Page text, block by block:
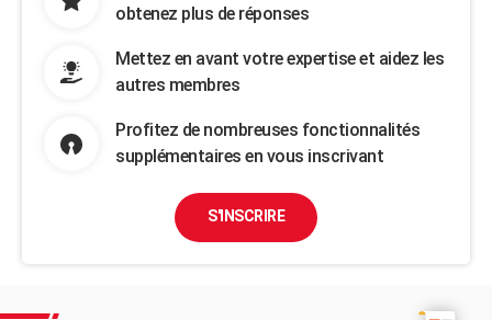
obtenez plus de réponses
Mettez en avant votre expertise et aidez les
autres membres
Profitez de nombreuses fonctionnalités
supplémentaires en vous inscrivant
S'INSCRIRE